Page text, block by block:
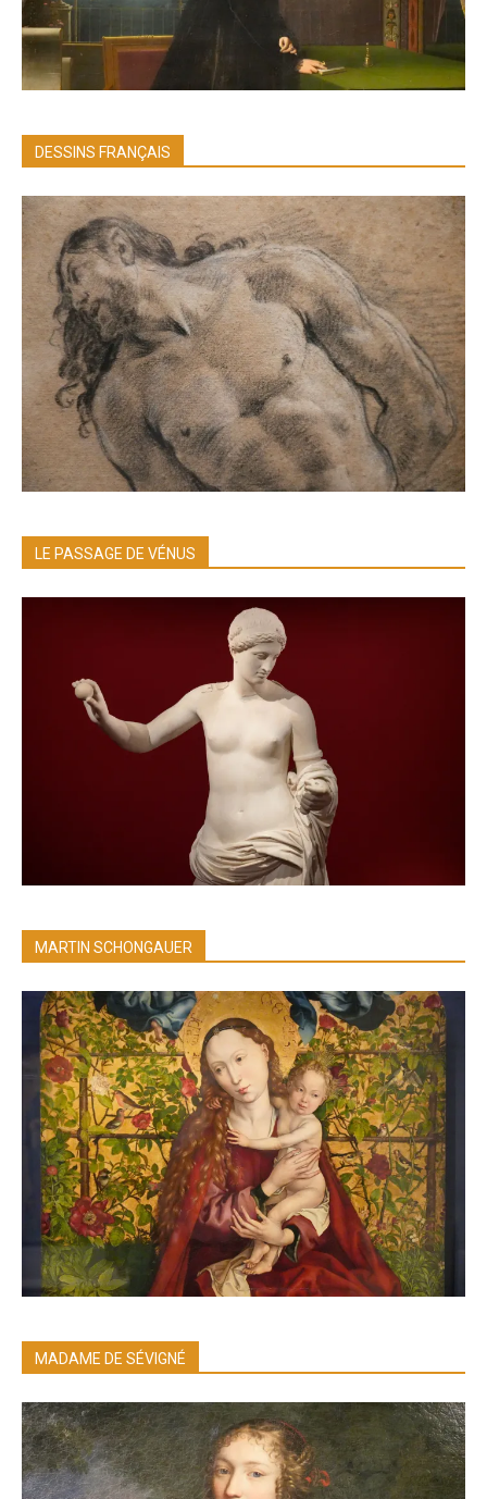
DESSINS FRANÇAIS
LE PASSAGE DE VÉNUS
MARTIN SCHONGAUER
MADAME DE SÉVIGNÉ